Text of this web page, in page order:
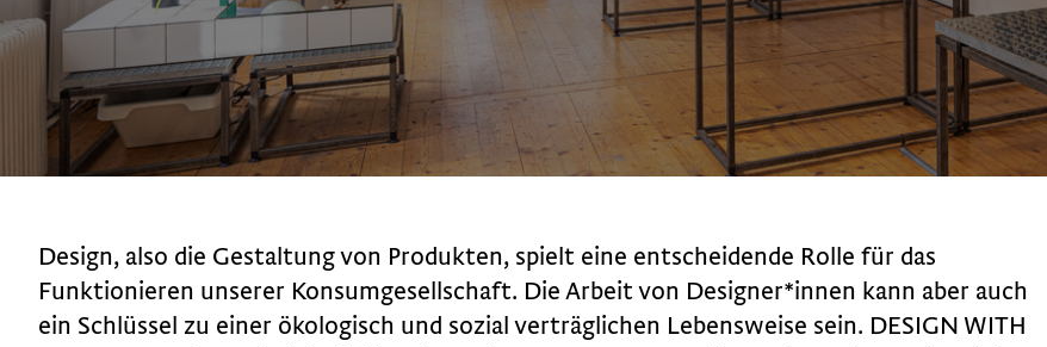
Design, also die Gestaltung von Produkten, spielt eine entscheidende Rolle für das
Funktionieren unserer Konsumgesellschaft. Die Arbeit von Designer*innen kann aber auch
ein Schlüssel zu einer ökologisch und sozial verträglichen Lebensweise sein. DESIGN WITH